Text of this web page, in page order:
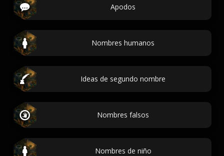
Apodos
Nombres humanos
Ideas de segundo nombre
Nombres falsos
Nombres de niño